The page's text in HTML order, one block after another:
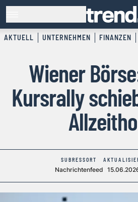
AKTUELL UNTERNEHMEN FINANZEN
Wiener
Kursrally
SUBRESSORT
Nachrichtenfeed